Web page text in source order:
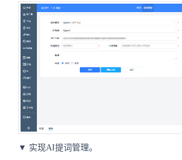
▼ 实现AI提词管理。